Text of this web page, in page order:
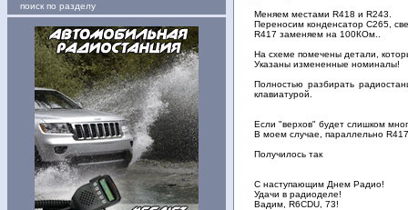
поиск по разделу
Меняем местами R418 и R243.
Переносим конденсатор С265,
R417 заменяем на 100КОм..
На схеме помечены детали,
Указаны измененные номиналы!
Полностью разбирать
клавиатурой.
Если "верхов" будет слишком
В моем случае, параллельно
Получилось так
С наступающим Днем Радио!
Удачи в радиоделе!
Вадим, R6CDU, 73!